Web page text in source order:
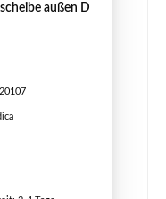
außen D